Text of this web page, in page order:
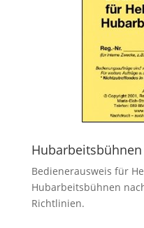
Hubarbeitsbühnen
Bedienerausweis für
Hubarbeitsbühnen
Richtlinien.